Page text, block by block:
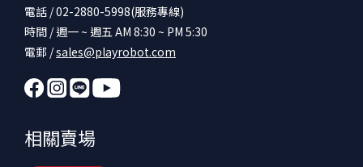
電話 / 02-2880-5998(服務專線)
時間 / 週一 ~ 週五 AM 8:30 ~ PM 5:30
電郵 /sales@playrobot.com
相關賣場